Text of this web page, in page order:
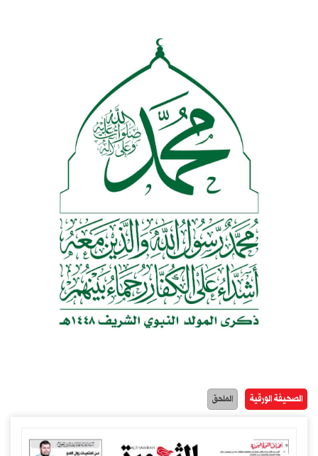
الصحيفة الورقية الملحق